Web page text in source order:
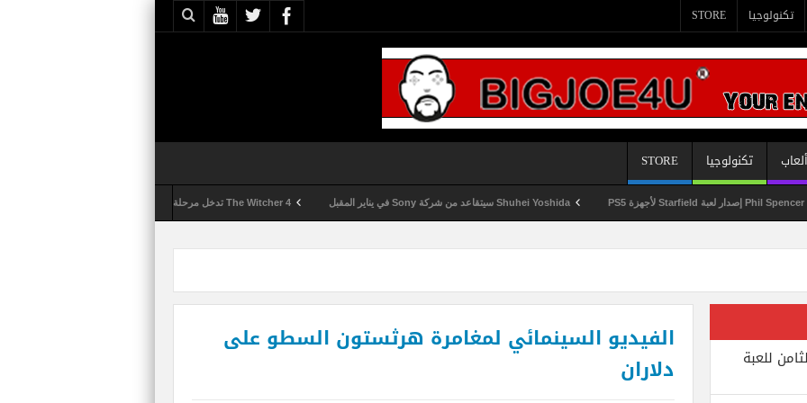
تكنولوجيا STORE
ألعاب تكنولوجيا
STORE
Shuhei Yoshida سيتقاعد من شركة Sony في يناير المقبل The Witcher 4 تدخل مرحلة الإنتاج الكامل
الفيديو السينمائي لمغامرة هرثستون السطو على
دلاران
للعبة